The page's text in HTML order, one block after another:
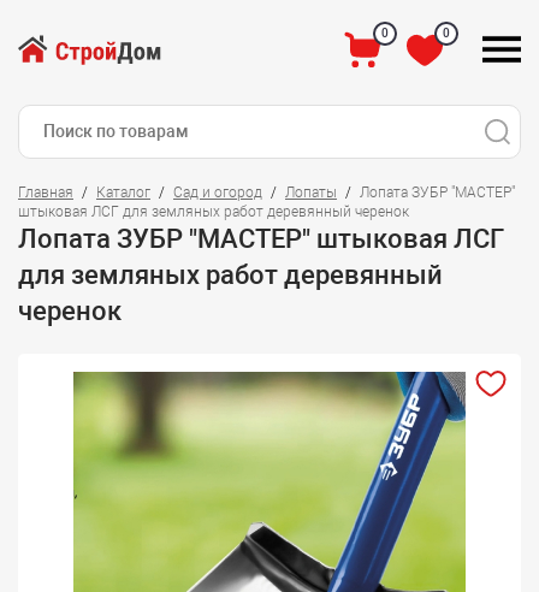
0 0
Главная Каталог Сад и огород Лопаты
Лопата ЗУБР "МАСТЕР"
штыковая ЛСГ для земляных работ деревянный черенок
Лопата ЗУБР "МАСТЕР" штыковая ЛСГ
для земляных работ деревянный
черенок